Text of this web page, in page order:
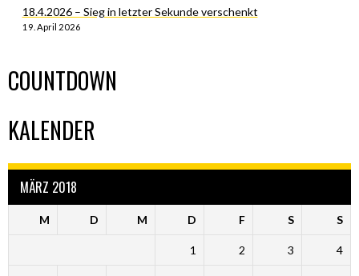
18.4.2026 – Sieg in letzter Sekunde verschenkt
19. April 2026
COUNTDOWN
KALENDER
MÄRZ 2018
M D M D F S S
1 2 3 4